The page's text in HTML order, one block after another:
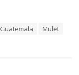
Guatemala
Mulet